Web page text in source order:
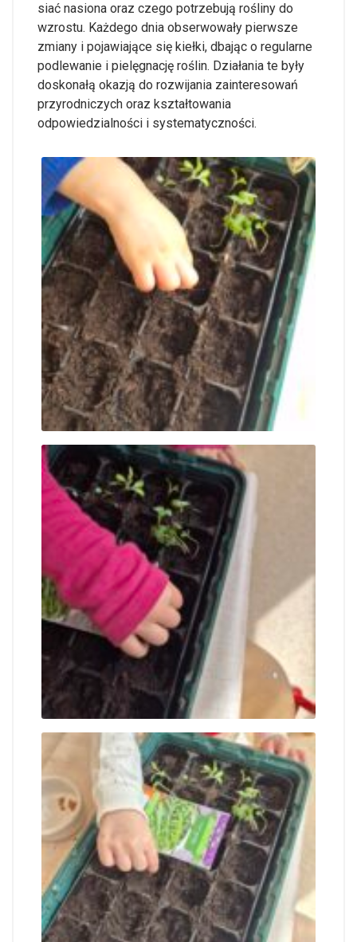
siać nasiona oraz czego potrzebują rośliny do
wzrostu. Każdego dnia obserwowały pierwsze
zmiany i pojawiające się kiełki, dbając o regularne
podlewanie i pielęgnację roślin. Działania te były
doskonałą okazją do rozwijania zainteresowań
przyrodniczych oraz kształtowania
odpowiedzialności i systematyczności.